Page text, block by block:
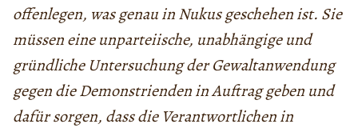
offenlegen, was genau in Nukus geschehen ist. Sie
müssen eine unparteiische, unabhängige und
gründliche Untersuchung der Gewaltanwendung
gegen die Demonstrienden in Auftrag geben und
dafür sorgen, dass die Verantwortlichen in